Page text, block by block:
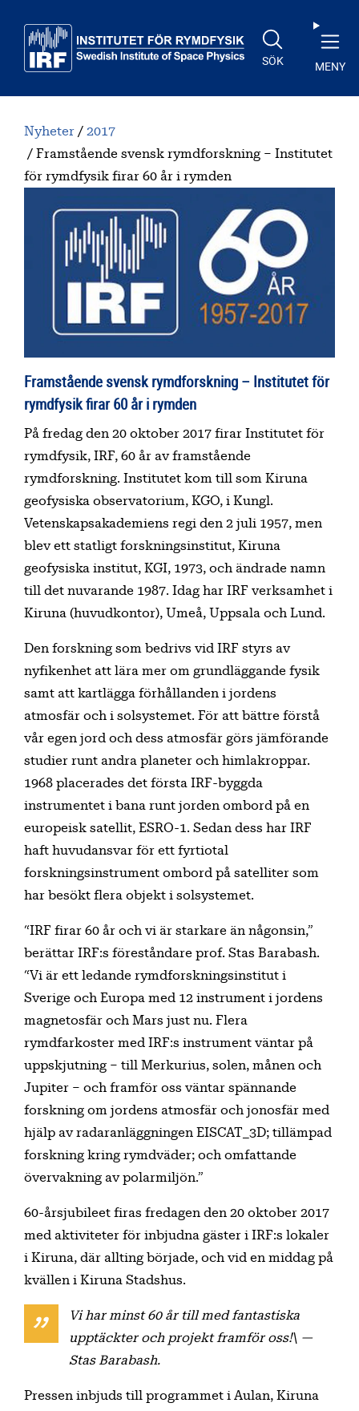
SÖK MENY
Nyheter
2017
Framstående svensk rymdforskning – Institutet
för rymdfysik firar 60 år i rymden
Framstående svensk rymdforskning – Institutet för
rymdfysik firar 60 år i rymden
På fredag den 20 oktober 2017 firar Institutet för
rymdfysik, IRF, 60 år av framstående
rymdforskning. Institutet kom till som Kiruna
geofysiska observatorium, KGO, i Kungl.
Vetenskapsakademiens regi den 2 juli 1957, men
blev ett statligt forskningsinstitut, Kiruna
geofysiska institut, KGI, 1973, och ändrade namn
till det nuvarande 1987. Idag har IRF verksamhet i
Kiruna (huvudkontor), Umeå, Uppsala och Lund.
Den forskning som bedrivs vid IRF styrs av
nyfikenhet att lära mer om grundläggande fysik
samt att kartlägga förhållanden i jordens
atmosfär och i solsystemet. För att bättre förstå
vår egen jord och dess atmosfär görs jämförande
studier runt andra planeter och himlakroppar.
1968 placerades det första IRF-byggda
instrumentet i bana runt jorden ombord på en
europeisk satellit, ESRO-1. Sedan dess har IRF
haft huvudansvar för ett fyrtiotal
forskningsinstrument ombord på satelliter som
har besökt flera objekt i solsystemet.
“IRF firar 60 år och vi är starkare än någonsin,”
berättar IRF:s föreståndare prof. Stas Barabash.
“Vi är ett ledande rymdforskningsinstitut i
Sverige och Europa med 12 instrument i jordens
magnetosfär och Mars just nu. Flera
rymdfarkoster med IRF:s instrument väntar på
uppskjutning – till Merkurius, solen, månen och
Jupiter – och framför oss väntar spännande
forskning om jordens atmosfär och jonosfär med
hjälp av radaranläggningen EISCAT_3D; tillämpad
forskning kring rymdväder; och omfattande
övervakning av polarmiljön.”
60-årsjubileet firas fredagen den 20 oktober 2017
med aktiviteter för inbjudna gäster i IRF:s lokaler
i Kiruna, där allting började, och vid en middag på
kvällen i Kiruna Stadshus.
Vi har minst 60 år till med fantastiska
upptäckter och projekt framför oss!\ —
Stas Barabash.
Pressen inbjuds till programmet i Aulan, Kiruna